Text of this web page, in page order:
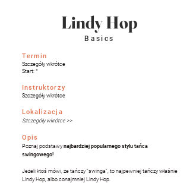
LindyHop
Basics
Termin
Szczegóły wkrótce
Start: *
Instruktorzy
Szczegóły wkrótce
Lokalizacja
Szczegóły wkrótce >>
Opis
Poznaj podstawy najbardziej popularnego stylu tańca
swingowego!
Jeżeli ktoś mówi, że tańczy "swinga", to najpewniej tańczy właśnie
Lindy Hop, albo conajmniej Lindy Hop.